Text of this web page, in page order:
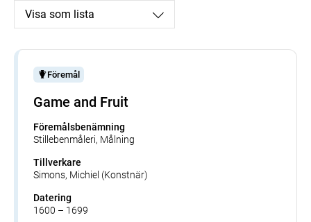
Visa som lista
Föremål
Game and Fruit
Föremålsbenämning
Stillebenmåleri, Målning
Tillverkare
Simons, Michiel (Konstnär)
Datering
1600 – 1699